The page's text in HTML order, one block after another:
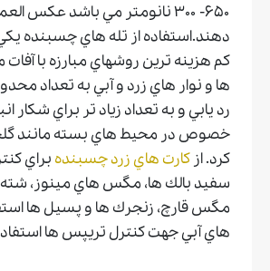
۶۵۰- ۳۰۰ نانومتر مي باشد عكس
دهند.استفاده از تله هاي چسبنده
كم هزينه ترين روشهاي مبارزه با آفات
ها و نوار هاي زرد و آبي به تعداد
رد يابي و به تعداد زياد تر براي شكار
خصوص در محيط هاي بسته مانند
كرد. از كارت هاي زرد چسبنده براي
سفيد بالك ها، مگس هاي مينوز، شته
مگس قارچ، زنجرك ها و پسيل ها
هاي آبي جهت كنترل تريپس ها